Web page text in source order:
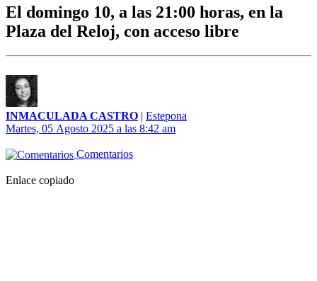
El domingo 10, a las 21:00 horas, en la
Plaza del Reloj, con acceso libre
INMACULADA CASTRO | Estepona
Martes, 05 Agosto 2025 a las 8:42 am
Comentarios
Enlace copiado